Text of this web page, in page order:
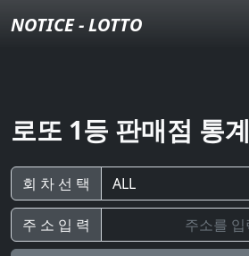
NOTICE - LOTTO
로또 1등 판매점 통계
회 차 선 택
주 소 입 력